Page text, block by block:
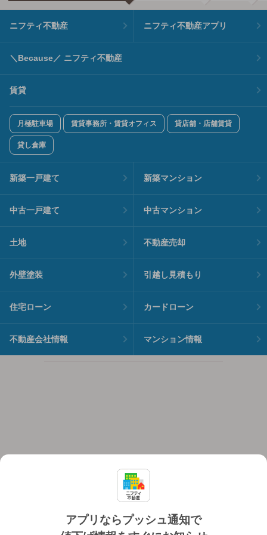
アプリならプッシュ通知で
ニフティ不動産 ニフティ不動産アプリ
＼Because／ ニフティ不動産
賃貸
月極駐車場 賃貸事務所・賃貸オフィス 貸店舗・店舗賃貸
貸し倉庫
新築一戸建て 新築マンション
中古一戸建て 中古マンション
土地 不動産売却
外壁塗装 引越し見積もり
住宅ローン カードローン
不動産会社情報 マンション情報